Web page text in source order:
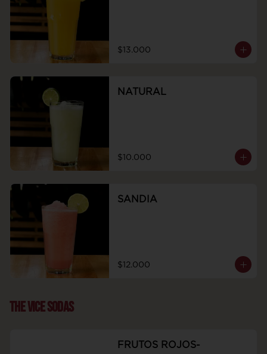
$13.000
NATURAL
$10.000
SANDIA
$12.000
THE VICE SODAS
FRUTOS ROJOS-